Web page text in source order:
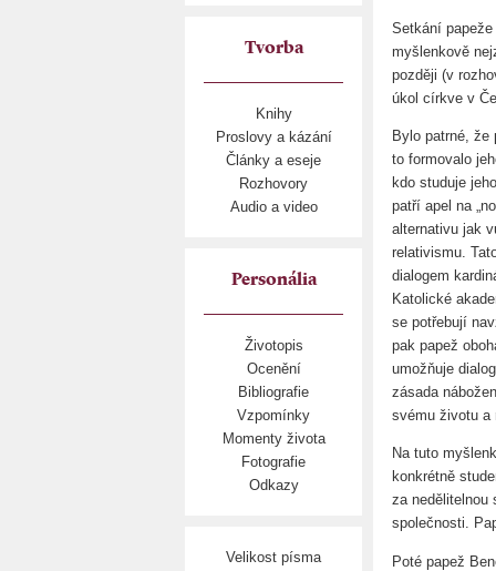
Tvorba
Knihy
Proslovy a kázání
Články a eseje
Rozhovory
Audio a video
Personália
Životopis
Ocenění
Bibliografie
Vzpomínky
Momenty života
Fotografie
Odkazy
Velikost písma
Setkání
myšlenkově
později (v
úkol církve v
Bylo patrné,
to formovalo
kdo studuje
patří apel na
alternativu jak
relativismu.
dialogem
Katolické
se potřebují
pak papež
umožňuje
zásada
svému životu a
Na tuto
konkrétně
za nedělitelnou
společnosti.
Poté papež